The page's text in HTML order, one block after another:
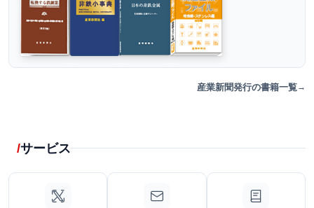
産業新聞発行の書籍一覧
サービス